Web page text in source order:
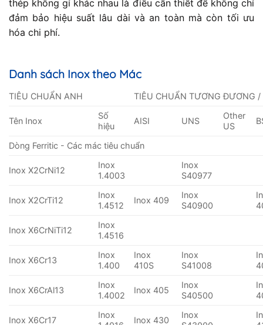
thép không gỉ khác nhau là điều cần thiết để không chỉ
đảm bảo hiệu suất lâu dài và an toàn mà còn tối ưu
hóa chi phí.
Danh sách Inox theo Mác
TIÊU CHUẨN ANH TIÊU CHUẨN TƯƠNG ĐƯƠNG /
Tên Inox
Số
hiệu
AISI UNS
Other
US
Dòng Ferritic - Các mác tiêu chuẩn
Inox X2CrNi12
Inox
1.4003
Inox
S40977
Inox X2CrTi12
Inox
1.4512
Inox 409
Inox
S40900
Inox X6CrNiTi12
Inox
1.4516
Inox X6Cr13
Inox
1.400
Inox
410S
Inox
S41008
Inox X6CrAl13
Inox
1.4002
Inox 405
Inox
S40500
Inox X6Cr17
Inox
Inox 430
Inox